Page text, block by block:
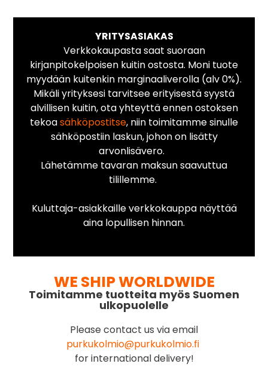
YRITYSASIAKAS
Verkkokaupasta saat suoraan
kirjanpitokelpoisen kuitin ostosta. Moni tuote
myydään kuitenkin marginaaliverolla (alv 0%).
Mikäli yrityksesi tarvitsee erityisestä syystä
alvillisen kuitin, ota yhteyttä ennen ostoksen
tekoasähköpostitse, niin toimitamme sinulle
sähköpostiin laskun, johon on lisätty
arvonlisävero.
Lähetämme tavaran maksun saavuttua
tilillemme.
Kuluttaja-asiakkaille verkkokauppa näyttää
aina lopullisen hinnan.
WE SHIP WORLDWIDE
Toimitamme tuotteita myös Suomen
ulkopuolelle
Please contact us via email
purkukolmio@purkukolmio.fi
for international delivery!